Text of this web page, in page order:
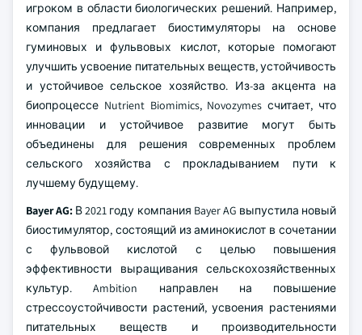
игроком в области биологических решений. Например,
компания предлагает биостимуляторы на основе
гуминовых и фульвовых кислот, которые помогают
улучшить усвоение питательных веществ, устойчивость
и устойчивое сельское хозяйство. Из-за акцента на
биопроцессе Nutrient Biomimics, Novozymes считает, что
инновации и устойчивое развитие могут быть
объединены для решения современных проблем
сельского хозяйства с прокладыванием пути к
лучшему будущему.
Bayer AG: В 2021 году компания Bayer AG выпустила новый
биостимулятор, состоящий из аминокислот в сочетании
с фульвовой кислотой с целью повышения
эффективности выращивания сельскохозяйственных
культур. Ambition направлен на повышение
стрессоустойчивости растений, усвоения растениями
питательных веществ и производительности